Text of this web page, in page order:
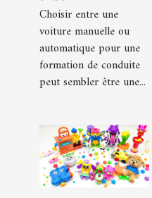
automatique
pour votre
formation de
conduite ?
Choisir entre une
voiture manuelle ou
automatique pour une
formation de conduite
peut sembler être une...